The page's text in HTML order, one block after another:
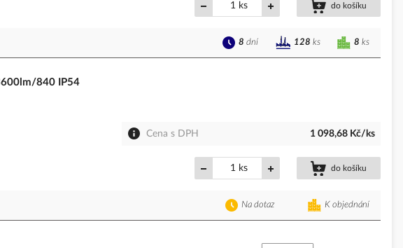
ks do košíku
8 ks
8 dní 128 ks
840 IP54
Cena s DPH 1 098,68 Kč/ks
ks do košíku
K objednání
Na dotaz